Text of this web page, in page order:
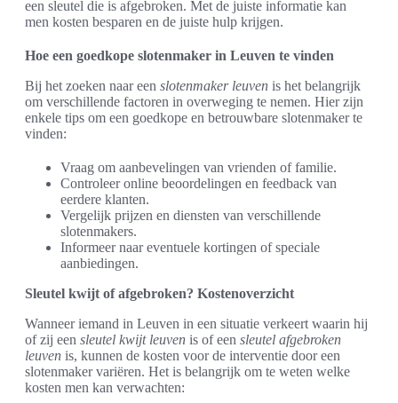
een sleutel die is afgebroken. Met de juiste informatie kan
men kosten besparen en de juiste hulp krijgen.
Hoe een goedkope slotenmaker in Leuven te vinden
Bij het zoeken naar een slotenmaker leuven is het belangrijk
om verschillende factoren in overweging te nemen. Hier zijn
enkele tips om een goedkope en betrouwbare slotenmaker te
vinden:
Vraag om aanbevelingen van vrienden of familie.
Controleer online beoordelingen en feedback van
eerdere klanten.
Vergelijk prijzen en diensten van verschillende
slotenmakers.
Informeer naar eventuele kortingen of speciale
aanbiedingen.
Sleutel kwijt of afgebroken? Kostenoverzicht
Wanneer iemand in Leuven in een situatie verkeert waarin hij
of zij een sleutel kwijt leuven is of een sleutel afgebroken
leuven is, kunnen de kosten voor de interventie door een
slotenmaker variëren. Het is belangrijk om te weten welke
kosten men kan verwachten: